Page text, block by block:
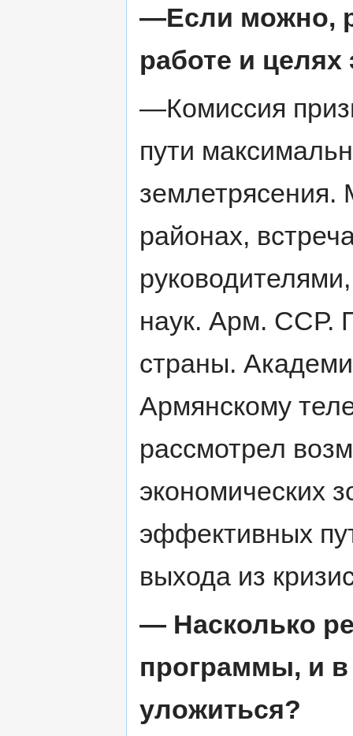
—Если можно,
работе и
—Комиссия
пути
районах,
наук. Арм. ССР.
страны.
Армянскому
рассмотрел
экономических
эффективных
выхода из
— Насколько
программы, и в
уложиться?